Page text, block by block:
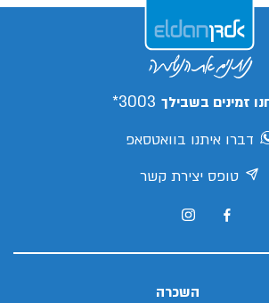
זמינים בשבילך 3003*
דברו איתנו בוואטסאפ
טופס יצירת קשר
השכרה